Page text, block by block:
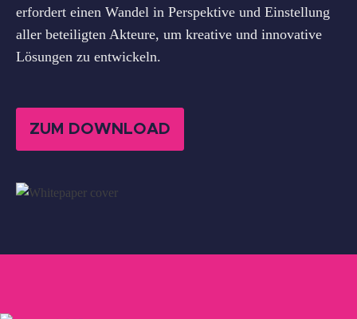
erfordert einen Wandel in Perspektive und Einstellung
aller beteiligten Akteure, um kreative und innovative
Lösungen zu entwickeln.
ZUM DOWNLOAD